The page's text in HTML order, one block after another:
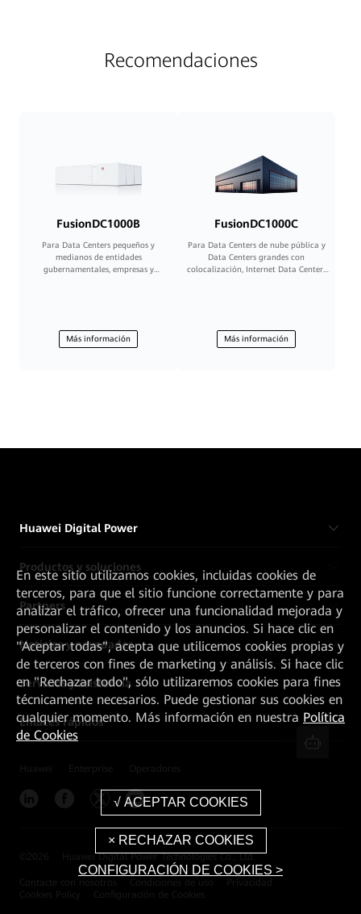
Recomendaciones
FusionDC1000B
Para Data Centers pequeños y
medianos de entidades
gubernamentales, empresas y
Más información
FusionDC1000C
Para Data Centers de nube pública y
Data Centers grandes con
colocalización, Internet Data Centers
Más información
Huawei Digital Power
Productos y soluciones
Partners
Noticias y novedades
Servicios y asistencia
Enlaces rápidos
Huawei Digital Power Technologies Co., Ltd.
En este sitio utilizamos cookies, incluidas cookies de
terceros, para que el sitio funcione correctamente y para
analizar el tráfico, ofrecer una funcionalidad mejorada y
personalizar el contenido y los anuncios. Si hace clic en
"Aceptar todas", acepta que utilicemos cookies propias y
de terceros con fines de marketing y análisis. Si hace clic
en "Rechazar todo", sólo utilizaremos cookies para fines
técnicamente necesarios. Puede gestionar sus cookies en
cualquier momento. Más información en nuestra Política
de Cookies
CONFIGURACIÓN DE COOKIES >